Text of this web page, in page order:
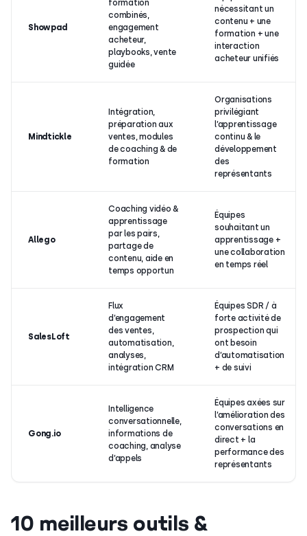
Showpad
formation
combinés,
engagement
acheteur,
playbooks, vente
guidée
nécessitant un
contenu + une
formation + une
interaction
acheteur unifiés
Mindtickle
Intégration,
préparation aux
ventes, modules
de coaching & de
formation
Organisations
privilégiant
l’apprentissage
continu & le
développement
des
représentants
Allego
Coaching vidéo &
apprentissage
par les pairs,
partage de
contenu, aide en
temps opportun
Équipes
souhaitant un
apprentissage +
une collaboration
en temps réel
SalesLoft
Flux
d’engagement
des ventes,
automatisation,
analyses,
intégration CRM
Équipes SDR / à
forte activité de
prospection qui
ont besoin
d’automatisation
+ de suivi
Gong.io
Intelligence
conversationnelle,
informations de
coaching, analyse
d’appels
Équipes axées sur
l’amélioration des
conversations en
direct + la
performance des
représentants
10 meilleurs outils &